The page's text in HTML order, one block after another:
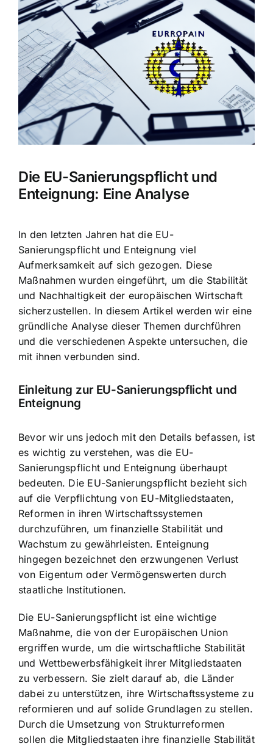
grösseres
Bild
Die EU-Sanierungspflicht und
Enteignung: Eine Analyse
In den letzten Jahren hat die EU-
Sanierungspflicht und Enteignung viel
Aufmerksamkeit auf sich gezogen. Diese
Maßnahmen wurden eingeführt, um die Stabilität
und Nachhaltigkeit der europäischen Wirtschaft
sicherzustellen. In diesem Artikel werden wir eine
gründliche Analyse dieser Themen durchführen
und die verschiedenen Aspekte untersuchen, die
mit ihnen verbunden sind.
Einleitung zur EU-Sanierungspflicht und
Enteignung
Bevor wir uns jedoch mit den Details befassen, ist
es wichtig zu verstehen, was die EU-
Sanierungspflicht und Enteignung überhaupt
bedeuten. Die EU-Sanierungspflicht bezieht sich
auf die Verpflichtung von EU-Mitgliedstaaten,
Reformen in ihren Wirtschaftssystemen
durchzuführen, um finanzielle Stabilität und
Wachstum zu gewährleisten. Enteignung
hingegen bezeichnet den erzwungenen Verlust
von Eigentum oder Vermögenswerten durch
staatliche Institutionen.
Die EU-Sanierungspflicht ist eine wichtige
Maßnahme, die von der Europäischen Union
ergriffen wurde, um die wirtschaftliche Stabilität
und Wettbewerbsfähigkeit ihrer Mitgliedstaaten
zu verbessern. Sie zielt darauf ab, die Länder
dabei zu unterstützen, ihre Wirtschaftssysteme zu
reformieren und auf solide Grundlagen zu stellen.
Durch die Umsetzung von Strukturreformen
sollen die Mitgliedstaaten ihre finanzielle Stabilität